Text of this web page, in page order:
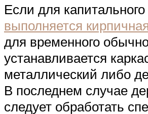
Если для
выполняется
для временного
устанавливается
металлический либо
В последнем случае
следует обработать